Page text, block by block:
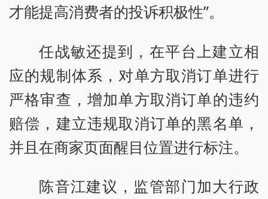
才能提高消费者的投诉积极性”。
任战敏还提到，在平台上建立相
应的规制体系，对单方取消订单进行
严格审查，增加单方取消订单的违约
赔偿，建立违规取消订单的黑名单，
并且在商家页面醒目位置进行标注。
陈音江建议，监管部门加大行政